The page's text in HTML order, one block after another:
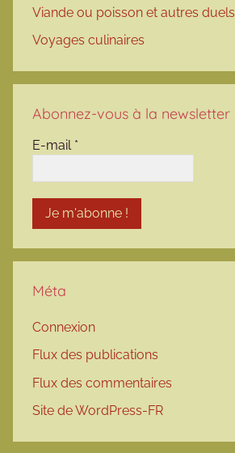
Viande ou poisson et autres duels
Voyages culinaires
Abonnez-vous à la newsletter
E-mail *
Méta
Connexion
Flux des publications
Flux des commentaires
Site de WordPress-FR